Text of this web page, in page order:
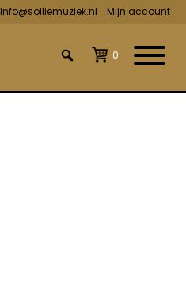
Info@solliemuziek.nl Mijn account
0